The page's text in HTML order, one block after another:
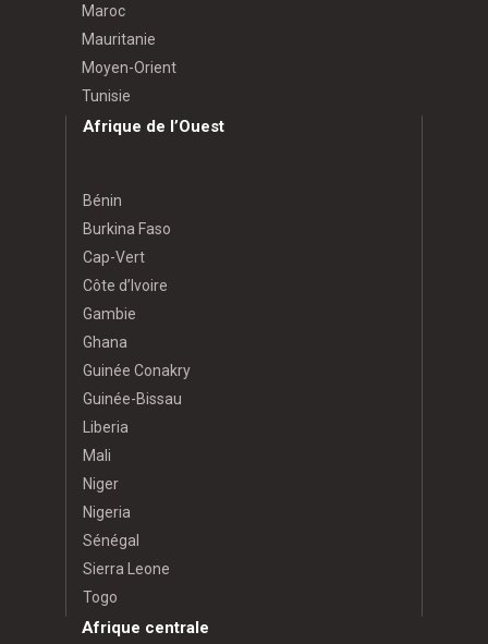
Maroc
Mauritanie
Moyen-Orient
Tunisie
Afrique de l’Ouest
Bénin
Burkina Faso
Cap-Vert
Côte d’Ivoire
Gambie
Ghana
Guinée Conakry
Guinée-Bissau
Liberia
Mali
Niger
Nigeria
Sénégal
Sierra Leone
Togo
Afrique centrale